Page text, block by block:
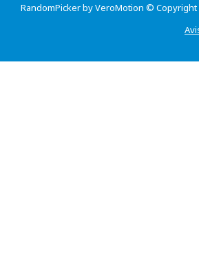
RandomPicker by VeroMotion © Copyright